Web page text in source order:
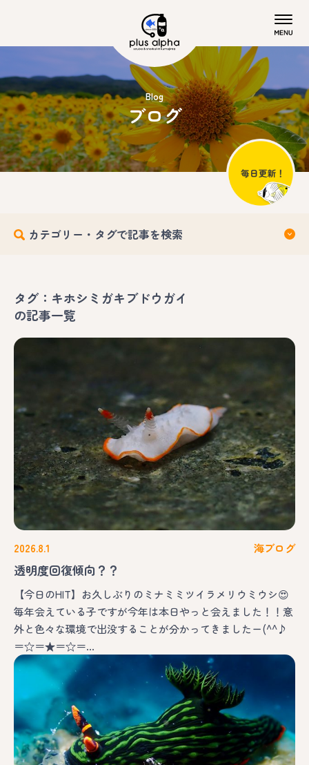
Blog
ブログ
カテゴリー・タグで記事を検索
タグ：キホシミガキブドウガイ
の記事一覧
2026.8.1 海ブログ
透明度回復傾向？？
【今日のHIT】お久しぶりのミナミミツイラメリウミウシ😍
毎年会えている子ですが今年は本日やっと会えました！！意
外と色々な環境で出没することが分かってきましたー(^^♪
＝☆＝★＝☆＝…